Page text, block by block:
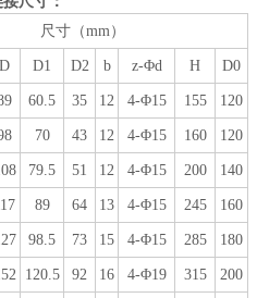
尺寸（mm）
D D1 D2 b z-Φd H D0
60.5 35 12 4-Φ15 155 120
70 43 12 4-Φ15 160 120
79.5 51 12 4-Φ15 200 140
89 64 13 4-Φ15 245 160
98.5 73 15 4-Φ15 285 180
120.5 92 16 4-Φ19 315 200